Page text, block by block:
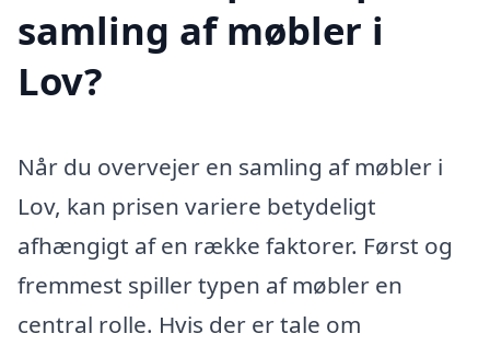
samling af møbler i
Lov?
Når du overvejer en samling af møbler i
Lov, kan prisen variere betydeligt
afhængigt af en række faktorer. Først og
fremmest spiller typen af møbler en
central rolle. Hvis der er tale om